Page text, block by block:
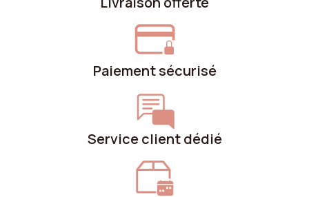
Paiement sécurisé
Service client dédié